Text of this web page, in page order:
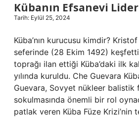
Kübanın Efsanevi
Tarih: Eylül 25, 2024
Küba’nın kurucusu kimdir?
seferinde (28 Ekim 1492)
toprağı ilan ettiği Küba’daki ilk
yılında kuruldu. Che Guevara
Guevara, Sovyet nükleer balistik
sokulmasında önemli bir rol
patlak veren Küba Füze Krizi’nin